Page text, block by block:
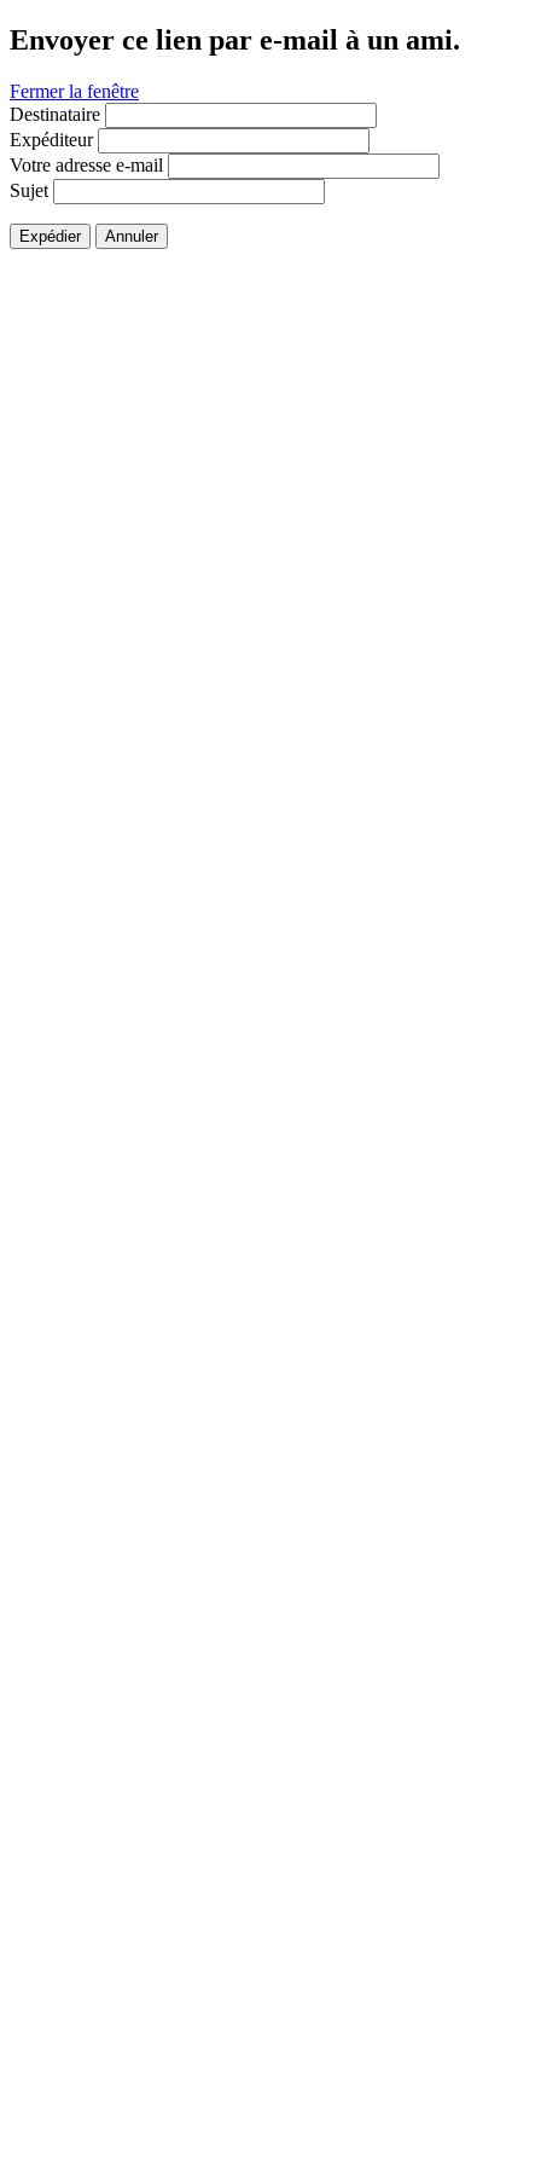
Envoyer ce lien par e-mail à un ami.
Fermer la fenêtre
Destinataire
Expéditeur
Votre adresse e-mail
Sujet
Expédier Annuler